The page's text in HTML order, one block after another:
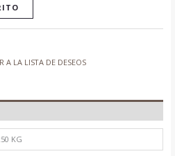
A LA LISTA DE DESEOS
KG